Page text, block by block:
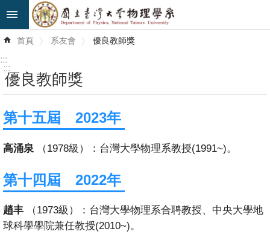
跳到主要內容區塊
階
最
新
消
息
系
所
簡
介
首頁 系友會 優良教師獎
:::
:::
優良教師獎
第十五屆 2023年
高涌泉 （1978級）：台灣大學物理系教授(1991~)。
第十四屆 2022年
趙丰 （1973級）：台灣大學物理系合聘教授、中央大學地
球科學學院兼任教授(2010~)。